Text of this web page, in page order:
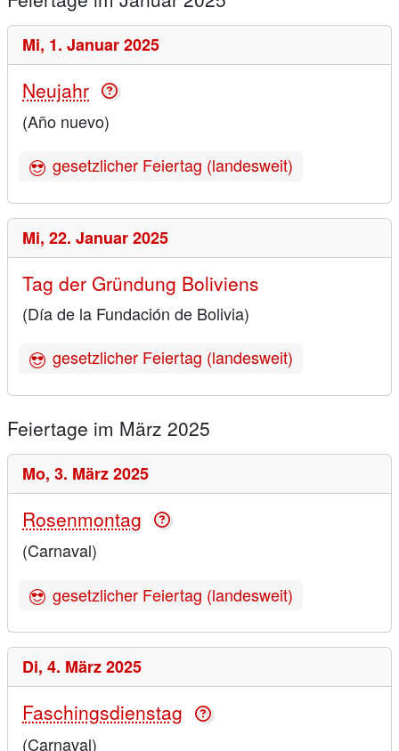
Mi, 1. Januar 2025
Neujahr
(Año nuevo)
gesetzlicher Feiertag (landesweit)
Mi, 22. Januar 2025
Tag der Gründung Boliviens
(Día de la Fundación de Bolivia)
gesetzlicher Feiertag (landesweit)
Feiertage im März 2025
Mo, 3. März 2025
Rosenmontag
(Carnaval)
gesetzlicher Feiertag (landesweit)
Di, 4. März 2025
Faschingsdienstag
(Carnaval)